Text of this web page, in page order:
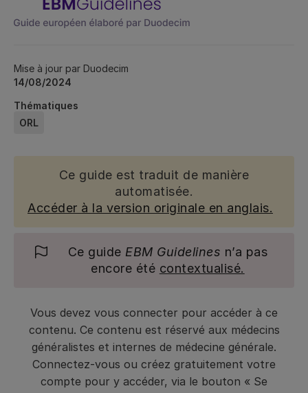
Mise à jour par Duodecim
14/08/2024
Thématiques
ORL
Ce guide est traduit de manière
automatisée.
Accéder à la version originale en anglais.
Ce guide EBM Guidelines n’a pas
encore été contextualisé.
Vous devez vous connecter pour accéder à ce
contenu. Ce contenu est réservé aux médecins
généralistes et internes de médecine générale.
Connectez-vous ou créez gratuitement votre
compte pour y accéder, via le bouton « Se